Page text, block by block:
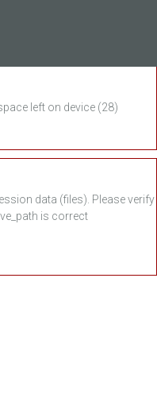
left on device (28)
data (files). Please verify
is correct